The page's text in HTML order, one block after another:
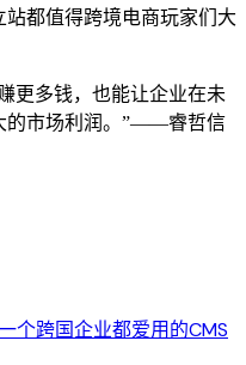
都值得跨境电商玩家们大
更多钱，也能让企业在未
的市场利润。”——睿哲信
个跨国企业都爱用的CMS